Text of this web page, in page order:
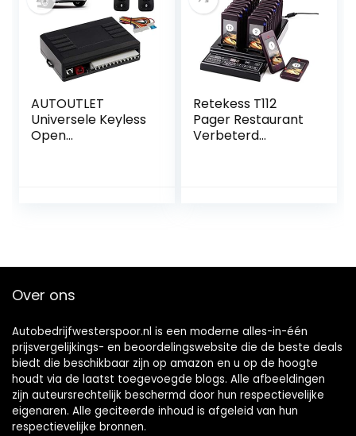
AUTOUTLET
Universele Keyless
Open
radiozenders
Retekess T112
Pager Restaurant
Verbeterd
Restaurant Eten
Over ons
Autobedrijfwesterspoor.nl is een moderne alles-in-één
prijsvergelijkings- en beoordelingswebsite die de beste deals
biedt die beschikbaar zijn op amazon en u op de hoogte
houdt via de laatst toegevoegde blogs. Alle afbeeldingen
zijn auteursrechtelijk beschermd door hun respectievelijke
eigenaren. Alle geciteerde inhoud is afgeleid van hun
respectievelijke bronnen.